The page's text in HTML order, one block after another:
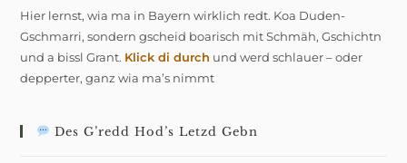
Hier lernst, wia ma in Bayern wirklich redt. Koa Duden-
Gschmarri, sondern gscheid boarisch mit Schmäh, Gschichtn
und a bissl Grant. Klick di durch und werd schlauer – oder
depperter, ganz wia ma’s nimmt
Des G’redd Hod’s Letzd Gebn